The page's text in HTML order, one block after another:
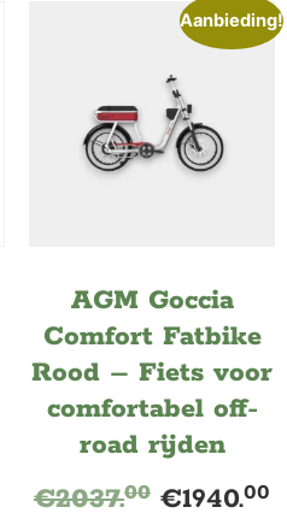
Aanbieding!
AGM Goccia
Comfort Fatbike
Rood – Fiets voor
comfortabel off-
road rijden
€2037.00 €1940.00